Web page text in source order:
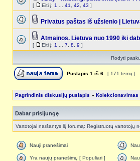
[ Eiti į: 1 41 42 43 ]
Privatus paštas iš užsienio į
Atmainos. Lietuva nuo 1990 iki
[ Eiti į: 1 7 8 9 ]
Rodyti
Puslapis 1 iš 6 [ 171 temų ]
Pagrindinis diskusijų puslapis » Kolekcionavimas
Dabar prisijungę
Vartotojai naršantys šį forumą: Registruotų vartotojų
Nauji pranešimai
Yra naujų pranešimų [ Populiari ]